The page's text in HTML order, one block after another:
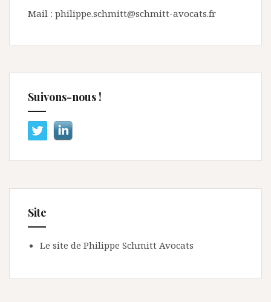
Mail : philippe.schmitt@schmitt-avocats.fr
Suivons-nous !
Site
Le site de Philippe Schmitt Avocats